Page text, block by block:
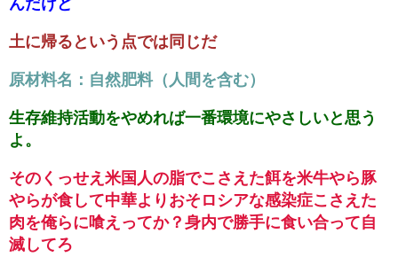
土に帰るという点では同じだ
原材料名：自然肥料（人間を含む）
生存維持活動をやめれば一番環境にやさしいと思う
よ。
そのくっせえ米国人の脂でこさえた餌を米牛やら豚
やらが食して中華よりおそロシアな感染症こさえた
肉を俺らに喰えってか？身内で勝手に食い合って自
滅してろ